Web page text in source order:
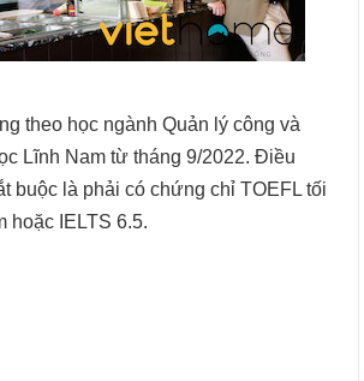
theo học ngành Quản lý công và
Lĩnh Nam từ tháng 9/2022. Điều
buộc là phải có chứng chỉ TOEFL tối
hoặc IELTS 6.5.